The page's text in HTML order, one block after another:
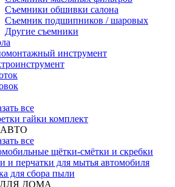
Съемники обшивки салона
Съемник подшипников / шаровых
Другие съемники
инструмент
все
гайки комплект
все
щётки-смётки и скребки
и перчатки для мытья автомобиля
для сбора пыли
ДОМА